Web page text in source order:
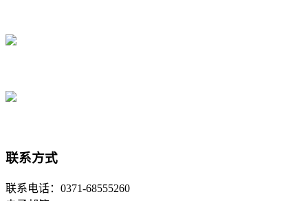
联系方式
联系电话：0371-68555260